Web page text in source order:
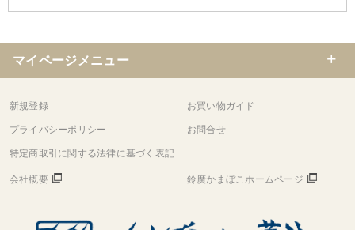
マイページメニュー
新規登録 お買い物ガイド
プライバシーポリシー お問合せ
特定商取引に関する法律に基づく表記
会社概要 鈴廣かまぼこホームページ